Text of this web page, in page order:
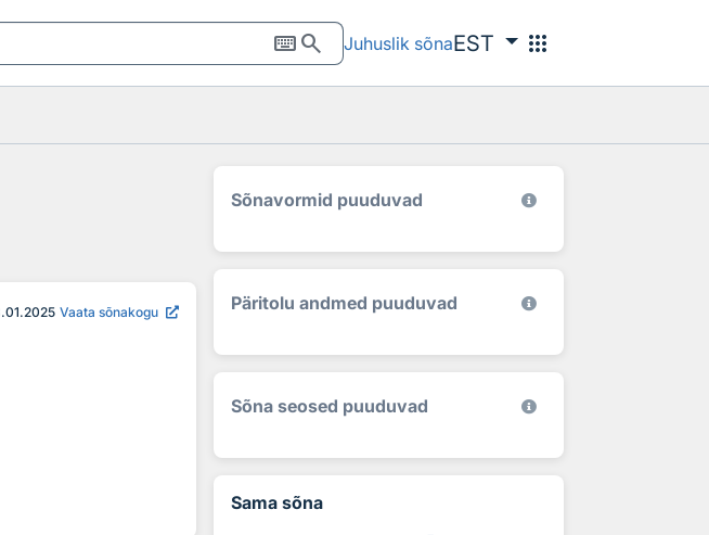
keyboardsearch Juhuslik sõnaEST apps
Vaata sõnakogu
Sõnavormid puuduvad
Päritolu andmed puuduvad
Sõna seosed puuduvad
Sama sõna